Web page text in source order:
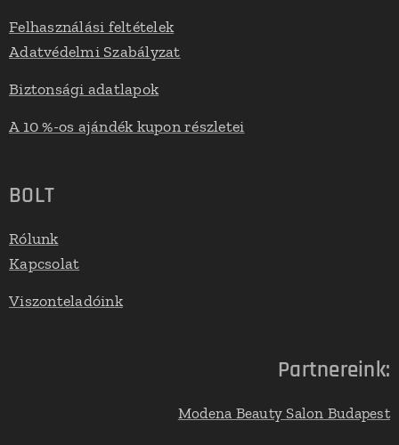
Felhasználási feltételek
Adatvédelmi Szabályzat
Biztonsági adatlapok
A 10 %-os ajándék kupon részletei
BOLT
Rólunk
Kapcsolat
Viszonteladóink
Partnereink:
Modena Beauty Salon Budapest